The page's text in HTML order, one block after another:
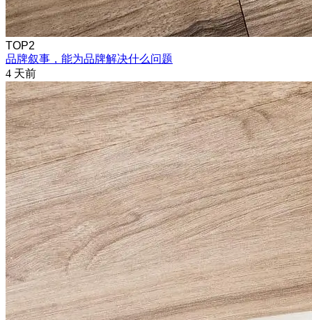
TOP2
品牌叙事，能为品牌解决什么问题
4 天前